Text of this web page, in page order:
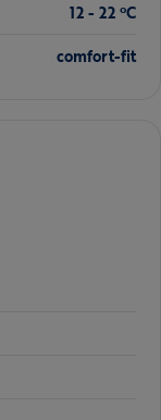
12 - 22 ºC
comfort-fit